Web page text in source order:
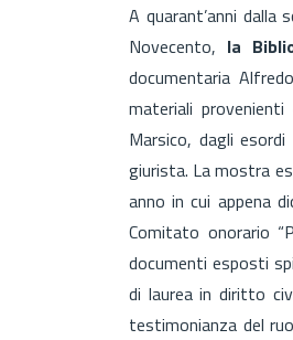
A quarant’anni dalla
Novecento, la
documentaria
materiali
Marsico, dagli
giurista. La mostra
anno in cui appena
Comitato onorario
documenti esposti
di laurea in diritto
testimonianza del